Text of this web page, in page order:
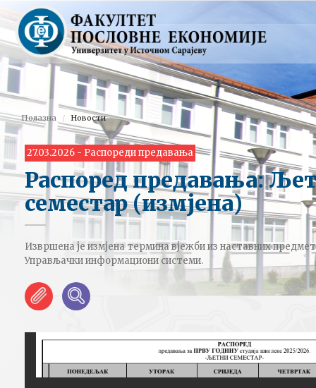
Полазна Новости
27.03.2026 - Распореди предавања
Распоред предавања:
семестар (измјена)
Извршена је измјена термина вјежби из наставних
Управљачки информациони системи.